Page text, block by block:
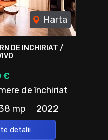
Harta
DE INCHIRIAT /
€
de închiriat
mp 2022
detalii